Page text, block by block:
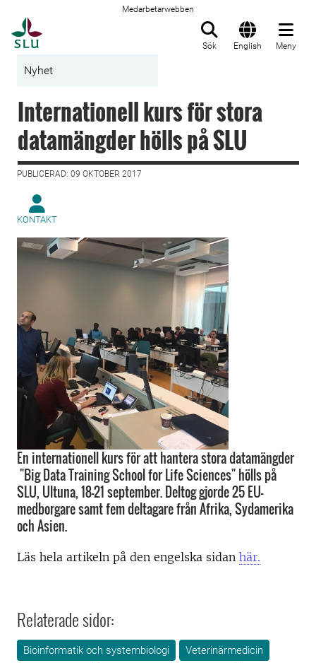
Medarbetarwebben
Sök English Meny
Nyhet
Internationell kurs för stora
datamängder hölls på SLU
PUBLICERAD: 09 OKTOBER 2017
KONTAKT
En internationell kurs för att hantera stora datamängder
"Big Data Training School for Life Sciences" hölls på
SLU, Ultuna, 18-21 september. Deltog gjorde 25 EU-
medborgare samt fem deltagare från Afrika, Sydamerika
och Asien.
Läs hela artikeln på den engelska sidan här.
Relaterade sidor:
Bioinformatik och systembiologi
Veterinärmedicin